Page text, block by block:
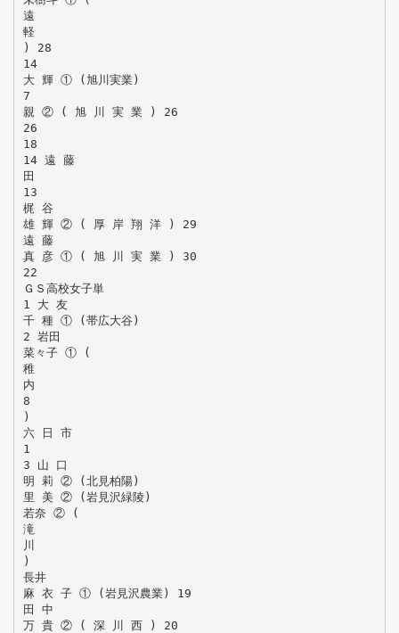
遠
軽
) 28
14
大 輝 ① (旭川実業)
7
親 ② ( 旭 川 実 業 ) 26
26
18
14 遠 藤
田
13
梶 谷
雄 輝 ② ( 厚 岸 翔 洋 ) 29
遠 藤
真 彦 ① ( 旭 川 実 業 ) 30
22
ＧＳ高校女子単
1 大 友
千 種 ① (帯広大谷)
2 岩田
菜々子 ① (
稚
内
8
)
六 日 市
1
3 山 口
明 莉 ② (北見柏陽)
里 美 ② (岩見沢緑陵)
若奈 ② (
滝
川
)
長井
麻 衣 子 ① (岩見沢農業) 19
田 中
万 貴 ② ( 深 川 西 ) 20